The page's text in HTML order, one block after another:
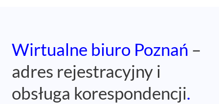
Wirtualne biuro Poznań –
adres rejestracyjny i
obsługa korespondencji.